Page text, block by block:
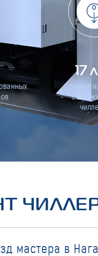
17
мастера в